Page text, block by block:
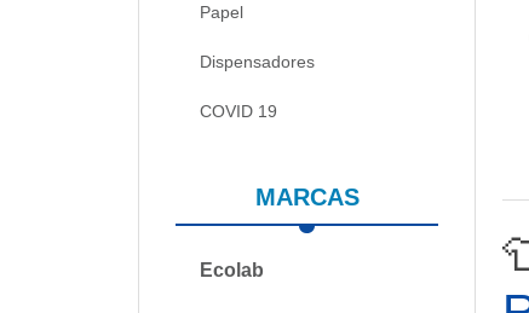
Papel
Dispensadores
COVID 19
MARCAS
Ecolab